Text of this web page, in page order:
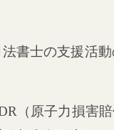
書士の支援活
（原子力損害